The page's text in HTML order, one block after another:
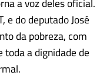
e do deputado José
da pobreza, com
a dignidade de